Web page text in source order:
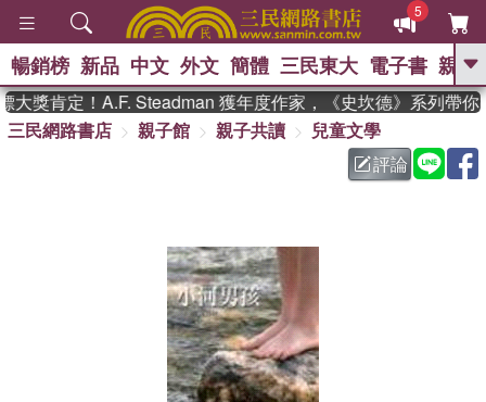
5
GO
熱搜： 東野圭吾 、 高希均教授回憶錄
父親節 、 如果歷
暑期推薦 、 國際布克
偉大的迷走神經
暢銷榜 新品 中文 外文 簡體 三民東大 電子書 親子
獎肯定！A.F. Steadman 獲年度作家，《史坎德》系列帶你
三民網路書店
親子館 親子共讀
兒童文學
評論